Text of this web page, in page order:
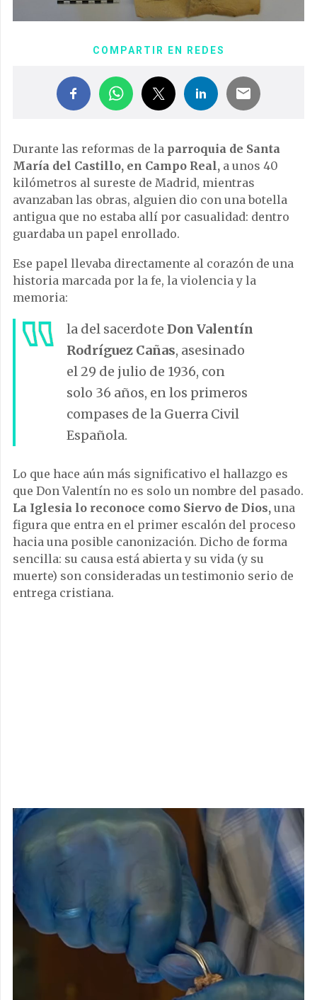
COMPARTIR EN REDES
Durante las reformas de la parroquia de Santa
María del Castillo, en Campo Real, a unos 40
kilómetros al sureste de Madrid, mientras
avanzaban las obras, alguien dio con una botella
antigua que no estaba allí por casualidad: dentro
guardaba un papel enrollado.
Ese papel llevaba directamente al corazón de una
historia marcada por la fe, la violencia y la
memoria:
la del sacerdote Don Valentín
Rodríguez Cañas, asesinado
el 29 de julio de 1936, con
solo 36 años, en los primeros
compases de la Guerra Civil
Española.
Lo que hace aún más significativo el hallazgo es
que Don Valentín no es solo un nombre del pasado.
La Iglesia lo reconoce como Siervo de Dios, una
figura que entra en el primer escalón del proceso
hacia una posible canonización. Dicho de forma
sencilla: su causa está abierta y su vida (y su
muerte) son consideradas un testimonio serio de
entrega cristiana.